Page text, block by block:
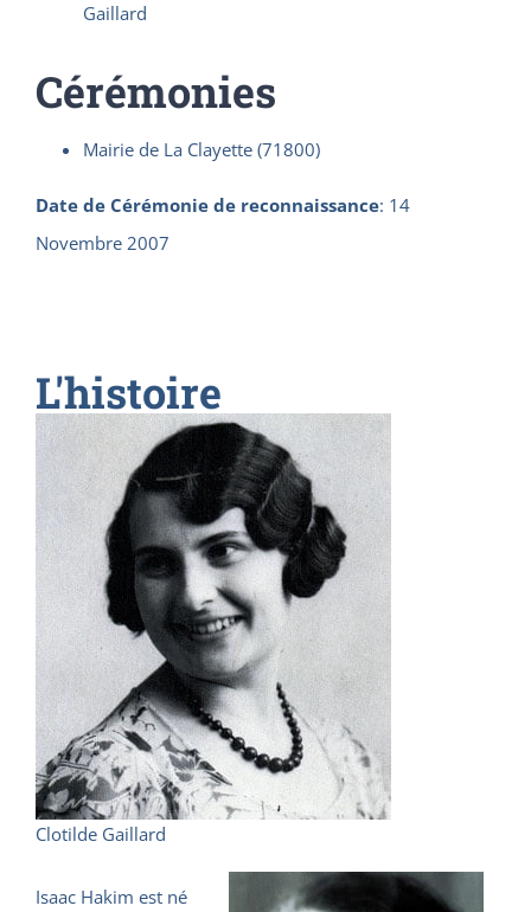
Gaillard
Cérémonies
Mairie de La Clayette (71800)
Date de Cérémonie de reconnaissance: 14
Novembre 2007
L'histoire
Clotilde Gaillard
Isaac Hakim est né